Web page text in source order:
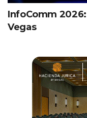
InfoComm
Vegas